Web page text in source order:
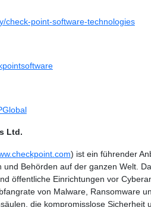
check-point-software-technologies
Ltd.
) ist ein führender
Behörden auf der ganzen Welt.
öffentliche Einrichtungen vor
von Malware, Ransomware
die kompromisslose Sicherheit